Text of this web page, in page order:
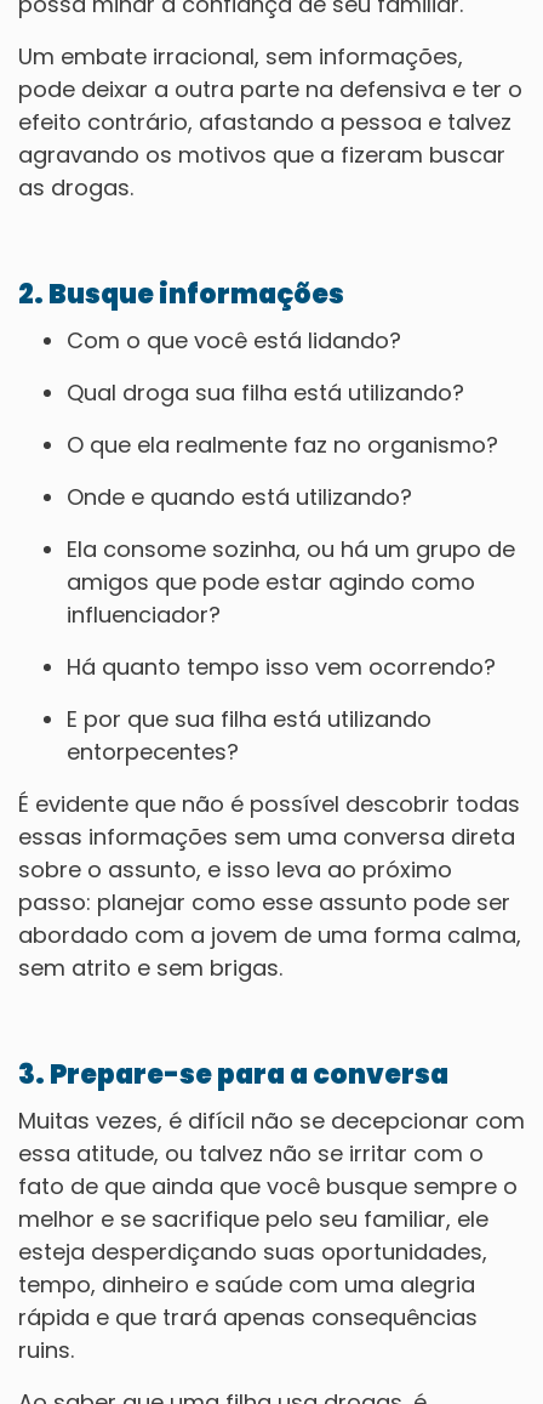
Um embate irracional, sem informações,
pode deixar a outra parte na defensiva e ter o
efeito contrário, afastando a pessoa e talvez
agravando os motivos que a fizeram buscar
as drogas.
2. Busque informações
Com o que você está lidando?
Qual droga sua filha está utilizando?
O que ela realmente faz no organismo?
Onde e quando está utilizando?
Ela consome sozinha, ou há um grupo de
amigos que pode estar agindo como
influenciador?
Há quanto tempo isso vem ocorrendo?
E por que sua filha está utilizando
entorpecentes?
É evidente que não é possível descobrir todas
essas informações sem uma conversa direta
sobre o assunto, e isso leva ao próximo
passo: planejar como esse assunto pode ser
abordado com a jovem de uma forma calma,
sem atrito e sem brigas.
3. Prepare-se para a conversa
Muitas vezes, é difícil não se decepcionar com
essa atitude, ou talvez não se irritar com o
fato de que ainda que você busque sempre o
melhor e se sacrifique pelo seu familiar, ele
esteja desperdiçando suas oportunidades,
tempo, dinheiro e saúde com uma alegria
rápida e que trará apenas consequências
ruins.